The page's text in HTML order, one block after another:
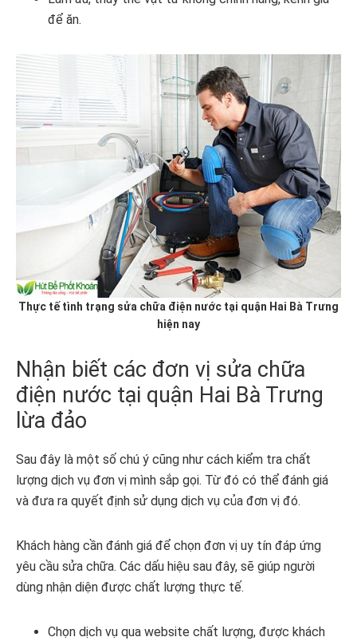
để ăn.
Thực tế tình trạng sửa chữa điện nước tại quận Hai Bà Trưng
hiện nay
Nhận biết các đơn vị sửa chữa
điện nước tại quận Hai Bà Trưng
lừa đảo
Sau đây là một số chú ý cũng như cách kiểm tra chất
lượng dịch vụ đơn vị mình sắp gọi. Từ đó có thể đánh giá
và đưa ra quyết định sử dụng dịch vụ của đơn vị đó.
Khách hàng cần đánh giá để chọn đơn vị uy tín đáp ứng
yêu cầu sửa chữa. Các dấu hiệu sau đây, sẽ giúp người
dùng nhận diện được chất lượng thực tế.
Chọn dịch vụ qua website chất lượng, được khách